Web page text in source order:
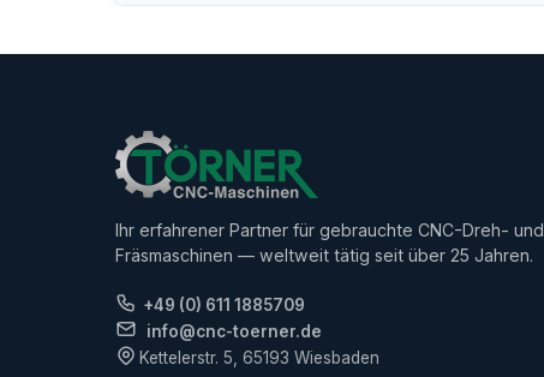
Ihr erfahrener Partner für gebrauchte CNC-Dreh- und
Fräsmaschinen — weltweit tätig seit über 25 Jahren.
+49 (0) 611 1885709
info@cnc-toerner.de
Kettelerstr. 5, 65193 Wiesbaden